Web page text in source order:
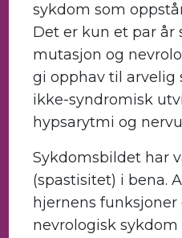
sykdom som
Det er kun et par år
mutasjon og
gi opphav til arvelig
ikke-syndromisk
hypsarytmi og
Sykdomsbildet har
(spastisitet) i bena.
hjernens
nevrologisk